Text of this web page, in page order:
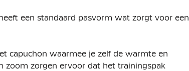
een standaard pasvorm wat zorgt voor een
capuchon waarmee je zelf de warmte en
zoom zorgen ervoor dat het trainingspak